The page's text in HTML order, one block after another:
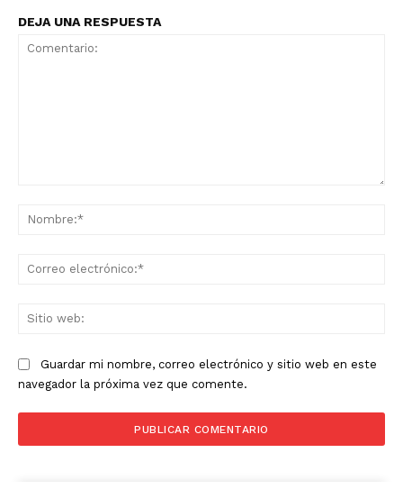
DEJA UNA RESPUESTA
Guardar mi nombre, correo electrónico y sitio web en este
navegador la próxima vez que comente.